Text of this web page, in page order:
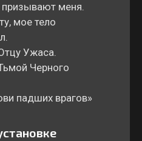
меня.
мое тело
Ужаса.
Черного
падших врагов»